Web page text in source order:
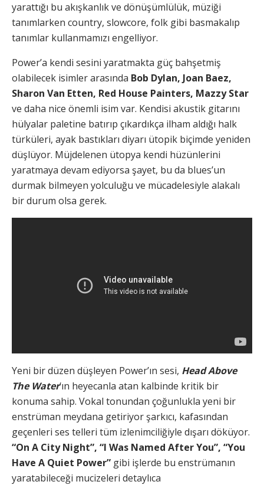
yarattığı bu akışkanlık ve dönüşümlülük, müziği
tanımlarken country, slowcore, folk gibi basmakalıp
tanımlar kullanmamızı engelliyor.
Power’a kendi sesini yaratmakta güç bahşetmiş
olabilecek isimler arasında Bob Dylan, Joan Baez,
Sharon Van Etten, Red House Painters, Mazzy Star
ve daha nice önemli isim var. Kendisi akustik gitarını
hülyalar paletine batırıp çıkardıkça ilham aldığı halk
türküleri, ayak bastıkları diyarı ütopik biçimde yeniden
düşlüyor. Müjdelenen ütopya kendi hüzünlerini
yaratmaya devam ediyorsa şayet, bu da blues’un
durmak bilmeyen yolculuğu ve mücadelesiyle alakalı
bir durum olsa gerek.
Yeni bir düzen düşleyen Power’ın sesi, Head Above
The Water‘ın heyecanla atan kalbinde kritik bir
konuma sahip. Vokal tonundan çoğunlukla yeni bir
enstrüman meydana getiriyor şarkıcı, kafasından
geçenleri ses telleri tüm izlenimciliğiyle dışarı döküyor.
“On A City Night”, “I Was Named After You”, “You
Have A Quiet Power” gibi işlerde bu enstrümanın
yaratabileceği mucizeleri detaylıca